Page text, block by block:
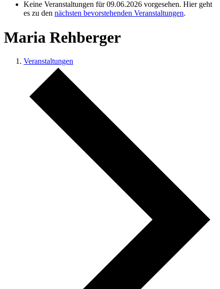
Keine Veranstaltungen für 09.06.2026 vorgesehen. Hier geht
es zu den nächsten bevorstehenden Veranstaltungen.
Maria Rehberger
Veranstaltungen